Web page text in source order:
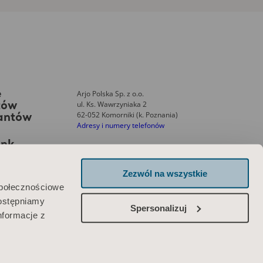
z
Zezwól na wszystkie
Spersonalizuj
Arjo Polska Sp. z o.o.
ul. Ks. Wawrzyniaka 2
62-052 Komorniki (k. Poznania)
Adresy i numery telefonów